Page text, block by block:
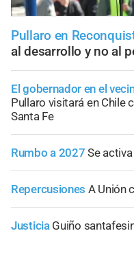
Pullaro en
al desarrollo y no al
El gobernador en el
Pullaro visitará en Chile
Santa Fe
Rumbo a 2027 Se
Repercusiones A Unión
Justicia Guiño